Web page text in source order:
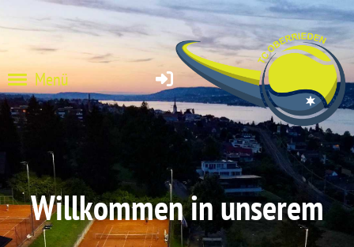
Menü
Willkommen in unserem